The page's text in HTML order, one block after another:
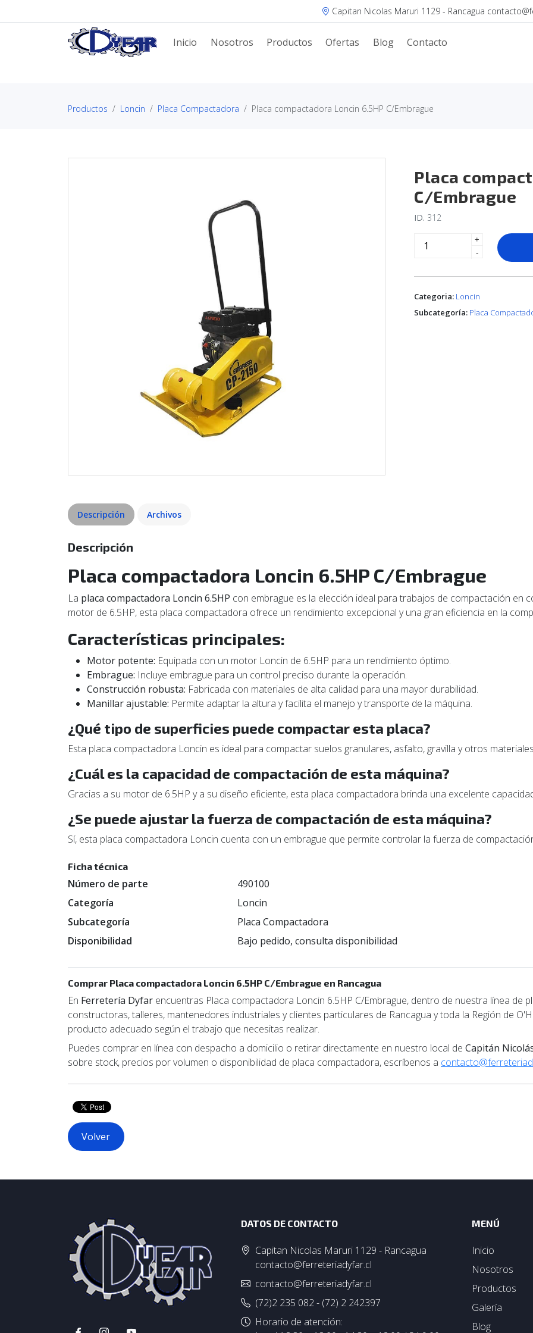
Capitan Nicolas Maruri 1129 - Rancagua
Inicio Nosotros Productos Ofertas Blog Contacto
Productos Loncin Placa Compactadora Placa compactadora Loncin 6.5HP C/Embrague
Placa
C/Embrague
ID. 312
+
-
Categoria: Loncin
Subcategoría: Placa
Descripción Archivos
Descripción
Placa compactadora Loncin 6.5HP C/Embrague
La placa compactadora Loncin 6.5HP con embrague es la elección ideal para trabajos de compactación en
motor de 6.5HP, esta placa compactadora ofrece un rendimiento excepcional y una gran eficiencia en la
Características principales:
Motor potente: Equipada con un motor Loncin de 6.5HP para un rendimiento óptimo.
Embrague: Incluye embrague para un control preciso durante la operación.
Construcción robusta: Fabricada con materiales de alta calidad para una mayor durabilidad.
Manillar ajustable: Permite adaptar la altura y facilita el manejo y transporte de la máquina.
¿Qué tipo de superficies puede compactar esta placa?
Esta placa compactadora Loncin es ideal para compactar suelos granulares, asfalto, gravilla y otros
¿Cuál es la capacidad de compactación de esta máquina?
Gracias a su motor de 6.5HP y a su diseño eficiente, esta placa compactadora brinda una excelente
¿Se puede ajustar la fuerza de compactación de esta máquina?
Sí, esta placa compactadora Loncin cuenta con un embrague que permite controlar la fuerza de
Ficha técnica
Número de parte
490100
Categoría
Loncin
Subcategoría
Placa Compactadora
Disponibilidad
Bajo pedido, consulta disponibilidad
Comprar Placa compactadora Loncin 6.5HP C/Embrague en Rancagua
En Ferretería Dyfar encuentras Placa compactadora Loncin 6.5HP C/Embrague, dentro de nuestra línea de
constructoras, talleres, mantenedores industriales y clientes particulares de Rancagua y toda la Región de
producto adecuado según el trabajo que necesitas realizar.
Puedes comprar en línea con despacho a domicilio o retirar directamente en nuestro local de Capitán
sobre stock, precios por volumen o disponibilidad de placa compactadora, escríbenos a
Volver
DATOS DE CONTACTO
Capitan Nicolas Maruri 1129 - Rancagua
contacto@ferreteriadyfar.cl
contacto@ferreteriadyfar.cl
(72)2 235 082 - (72) 2 242397
Horario de atención:
MENÚ
Inicio
Nosotros
Productos
Galería
Blog